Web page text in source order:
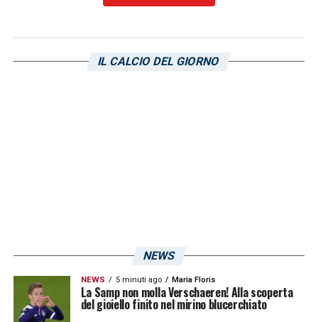
IL CALCIO DEL GIORNO
NEWS
NEWS 5 minuti ago Maria Floris
La Samp non molla Verschaeren! Alla scoperta
del gioiello finito nel mirino blucerchiato